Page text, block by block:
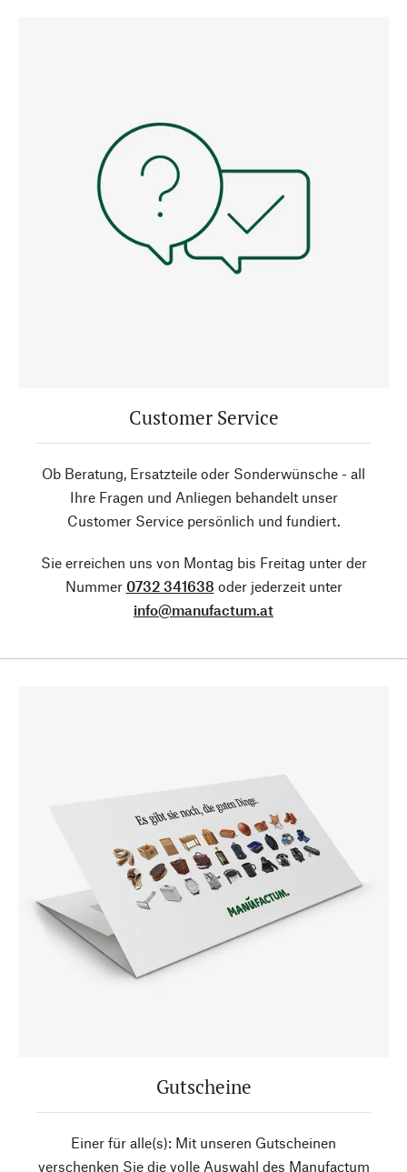
Customer Service
Ob Beratung, Ersatzteile oder Sonderwünsche - all
Ihre Fragen und Anliegen behandelt unser
Customer Service persönlich und fundiert.
Sie erreichen uns von Montag bis Freitag unter der
Nummer 0732 341638 oder jederzeit unter
info@manufactum.at
Gutscheine
Einer für alle(s): Mit unseren Gutscheinen
verschenken Sie die volle Auswahl des Manufactum